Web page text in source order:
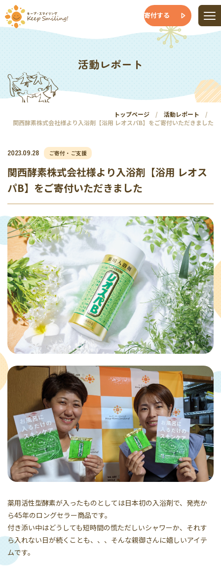
寄付する
活動レポート
トップページ
活動レポート
関西酵素株式会社様より入浴剤【浴用 レオスパB】をご寄付いただきました
2023.09.28 ご寄付・ご支援
関西酵素株式会社様より入浴剤【浴用 レオス
パB】をご寄付いただきました
薬用活性型酵素が入ったものとしては日本初の入浴剤で、発売か
ら45年のロングセラー商品です。
付き添い中はどうしても短時間の慌ただしいシャワーか、それす
ら入れない日が続くことも、、、そんな親御さんに嬉しいアイテ
ムです。